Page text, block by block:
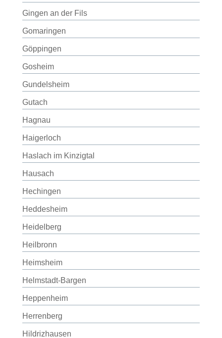
Gingen an der Fils
Gomaringen
Göppingen
Gosheim
Gundelsheim
Gutach
Hagnau
Haigerloch
Haslach im Kinzigtal
Hausach
Hechingen
Heddesheim
Heidelberg
Heilbronn
Heimsheim
Helmstadt-Bargen
Heppenheim
Herrenberg
Hildrizhausen